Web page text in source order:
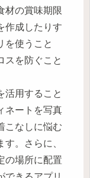
材の賞味期限
作成したりす
を使うこと
スを防ぐこと
活用すること
ネートを写真
こなしに悩む
。さらに、
の場所に配置